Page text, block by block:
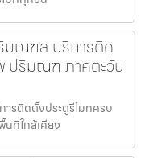
มณฑล บริการติด
ปริมณฑ ภาคตะวัน
รติดตั้งประตูรีโมทครบ
ที่ใกล้เคียง